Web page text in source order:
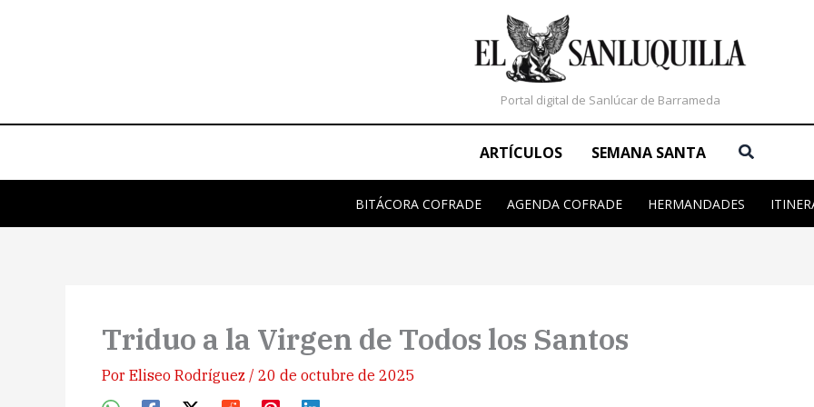
Portal digital de Sanlúcar de Barrameda
ARTÍCULOS SEMANA SANTA Buscar
BITÁCORA COFRADE AGENDA COFRADE HERMANDADES
Triduo a la Virgen de Todos los Santos
Por Eliseo Rodríguez / 20 de octubre de 2025